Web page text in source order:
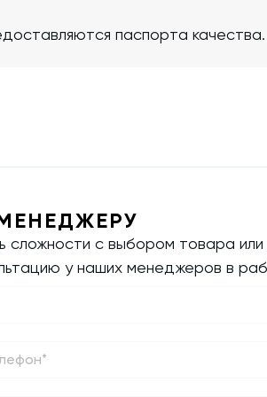
паспорта
сложности с выбором товара
у наших менеджеров в